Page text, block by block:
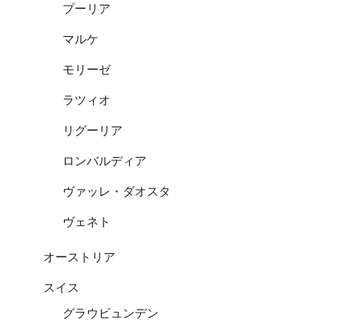
プーリア
マルケ
モリーゼ
ラツィオ
リグーリア
ロンバルディア
ヴァッレ・ダオスタ
ヴェネト
オーストリア
スイス
グラウビュンデン